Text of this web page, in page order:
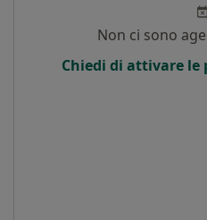
Non ci sono
Chiedi di attivare